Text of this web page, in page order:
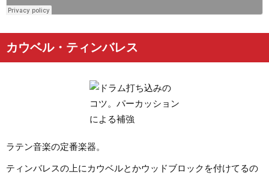
カウベル・ティンバレス
ラテン音楽の定番楽器。
ティンバレスの上にカウベルとかウッドブロックを付けてるの